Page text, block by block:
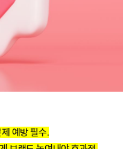
예방 필수.